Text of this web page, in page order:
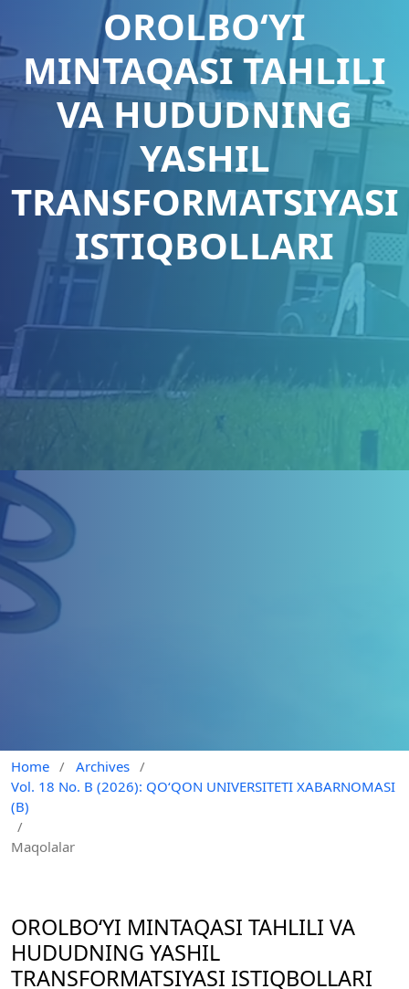
OROLBO‘YI
MINTAQASI TAHLILI
VA HUDUDNING
YASHIL
TRANSFORMATSIYASI
ISTIQBOLLARI
Home / Archives /
Vol. 18 No. B (2026): QO‘QON UNIVERSITETI XABARNOMASI
(B)
/
Maqolalar
OROLBO‘YI MINTAQASI TAHLILI VA
HUDUDNING YASHIL
TRANSFORMATSIYASI ISTIQBOLLARI